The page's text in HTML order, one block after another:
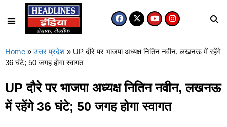
Home » उत्तर प्रदेश » UP दौरे पर भाजपा अध्यक्ष नितिन नवीन, लखनऊ में रहेंगे
36 घंटे; 50 जगह होगा स्वागत
UP दौरे पर भाजपा अध्यक्ष नितिन नवीन, लखनऊ
में रहेंगे 36 घंटे; 50 जगह होगा स्वागत